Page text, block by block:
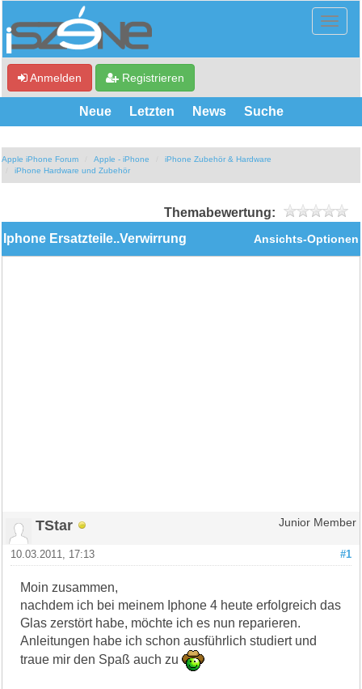
Anmelden Registrieren
Neue Letzten News Suche
Apple iPhone Forum Apple - iPhone
iPhone Zubehör & Hardware
iPhone Hardware und Zubehör
Themabewertung:
Ansichts-Optionen
Iphone Ersatzteile..Verwirrung
TStar Junior Member
#1
10.03.2011, 17:13
Moin zusammen,
nachdem ich bei meinem Iphone 4 heute erfolgreich das
Glas zerstört habe, möchte ich es nun reparieren.
Anleitungen habe ich schon ausführlich studiert und
traue mir den Spaß auch zu